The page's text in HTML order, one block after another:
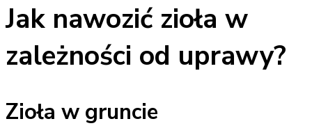
Jak nawozić zioła w
zależności od uprawy?
Zioła w gruncie